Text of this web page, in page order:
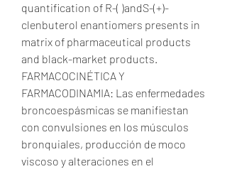
quantification of R-( )andS-(+)-
clenbuterol enantiomers presents in
matrix of pharmaceutical products
and black-market products.
FARMACOCINÉTICA Y
FARMACODINAMIA: Las enfermedades
broncoespásmicas se manifiestan
con convulsiones en los músculos
bronquiales, producción de moco
viscoso y alteraciones en el